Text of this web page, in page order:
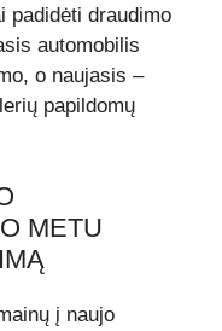
padidėti draudimo
automobilis
o naujasis –
papildomų
METU
į naujo